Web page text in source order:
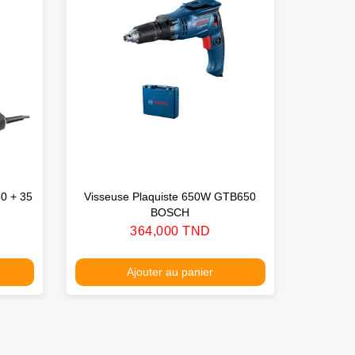
+ 35
Visseuse Plaquiste 650W GTB650
BOSCH
Prix
364,000 TND
Ajouter au panier